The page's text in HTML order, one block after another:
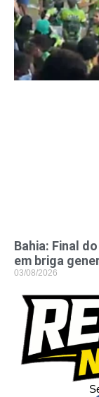
Bahia: Final
em briga
03/08/2026